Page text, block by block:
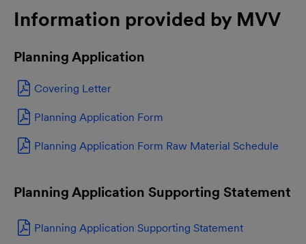
Information provided by MVV
Planning Application
Covering Letter
Planning Application Form
Planning Application Form Raw Material Schedule
Planning Application Supporting Statement
Planning Application Supporting Statement